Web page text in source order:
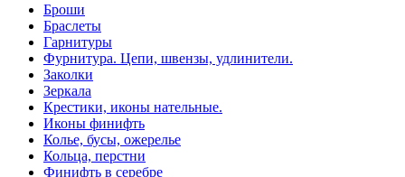
Броши
Браслеты
Гарнитуры
Фурнитура. Цепи, швензы, удлинители.
Заколки
Зеркала
Крестики, иконы нательные.
Иконы финифть
Колье, бусы, ожерелье
Кольца, перстни
Финифть в серебре